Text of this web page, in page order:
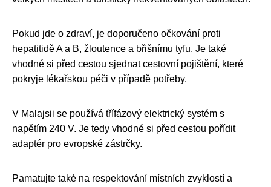
Pokud jde o zdraví, je doporučeno očkování proti
hepatitidě A a B, žloutence a břišnímu tyfu. Je také
vhodné si před cestou sjednat cestovní pojištění, které
pokryje lékařskou péči v případě potřeby.
V Malajsii se používá třífázový elektrický systém s
napětím 240 V. Je tedy vhodné si před cestou pořídit
adaptér pro evropské zástrčky.
Pamatujte také na respektování místních zvyklostí a